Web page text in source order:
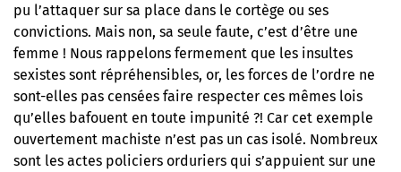
pu l’attaquer sur sa place dans le cortège ou ses
convictions. Mais non, sa seule faute, c’est d’être une
femme ! Nous rappelons fermement que les insultes
sexistes sont répréhensibles, or, les forces de l’ordre ne
sont-elles pas censées faire respecter ces mêmes lois
qu’elles bafouent en toute impunité ?! Car cet exemple
ouvertement machiste n’est pas un cas isolé. Nombreux
sont les actes policiers orduriers qui s’appuient sur une